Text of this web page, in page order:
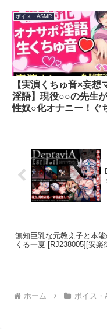
梱】 [RJ01206549]
[Bloody Candy]
ボイス・ASMR
【実演くちゅ音×妄想
淫語】現役○○の先生
性奴○化オナニー！ぐ
【木咲かえで】
[RJ01515970][じつお
無知巨乳な元教え子と本能
くる一夏 [RJ238005][安楽
ホーム ボイス・